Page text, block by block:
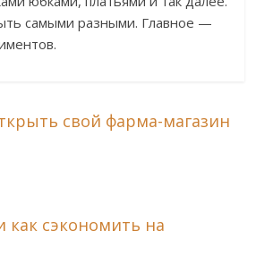
самыми разными. Главное —
свой фарма-магазин
как сэкономить на